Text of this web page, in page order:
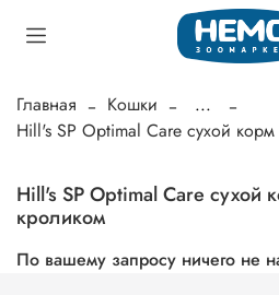
Главная Кошки
...
Hill's SP Optimal Care сухой
Hill's SP Optimal Care сухой
кроликом
По вашему запросу ничего не